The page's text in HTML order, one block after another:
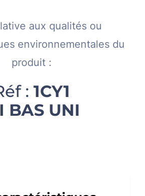
aux qualités ou
environnementales du
produit :​
: 1CY1
BAS UNI